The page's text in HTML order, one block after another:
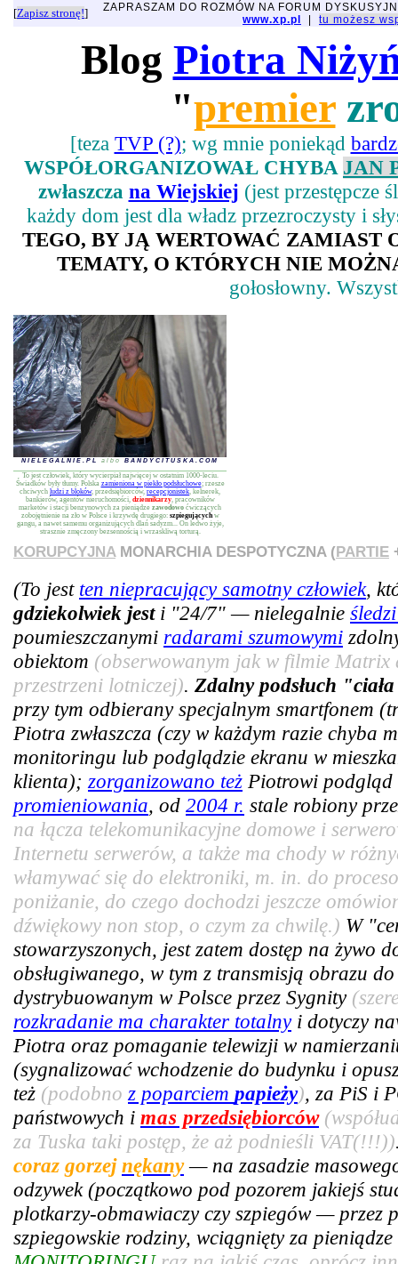
[Zapisz stronę!]
ZAPRASZAM DO ROZMÓW NA FORUM
www.xp.pl
tu możesz
Blog Piotra
"premier
[teza TVP (?); wg mnie poniekąd
WSPÓŁORGANIZOWAŁ CHYBA JAN
zwłaszcza na Wiejskiej (jest przestępcze
każdy dom jest dla władz przezroczysty i
TEGO, BY JĄ WERTOWAĆ
TEMATY, O KTÓRYCH NIE
gołosłowny.
NIELEGALNIE.PL albo BANDYCITUSKA.COM
To jest człowiek, który wycierpiał najwięcej w ostatnim 1000-leciu.
Świadków były tłumy. Polska zamieniona w piekło podsłuchowe; rzesze
chciwych ludzi z bloków, przedsiębiorców, recepcjonistek, kelnerek,
bankierów, agentów nieruchomości, dziennikarzy, pracowników
marketów i stacji benzynowych za pieniądze zawodowo ćwiczących
zobojętnienie na zło w Polsce i krzywdę drugiego: szpiegującychw
gangu, a nawet samemu organizujących dlań sadyzm... On ledwo żyje,
strasznie zmęczony bezsennością i wrzaskliwą torturą.
KORUPCYJNAMONARCHIA DESPOTYCZNA (PARTIE
(To jest ten niepracujący samotny człowiek,
gdziekolwiek jesti "24/7" — nielegalnie
poumieszczanymi radarami szumowymi
obiektom (obserwowanym jak w filmie
przestrzeni lotniczej). Zdalny podsłuch
przy tym odbierany specjalnym smartfonem
Piotra zwłaszcza (czy w każdym razie chyba
monitoringu lub podglądzie ekranu w
klienta); zorganizowano też Piotrowi
promieniowania, od 2004 r. stale robiony
na łącza telekomunikacyjne domowe i
Internetu serwerów, a także ma chody w
włamywać się do elektroniki, m. in. do
poniżanie, do czego dochodzi jeszcze
dźwiękowy non stop, o czym za chwilę.) W
stowarzyszonych, jest zatem dostęp na żywo
obsługiwanego, w tym z transmisją obrazu
dystrybuowanym w Polsce przez Sygnity
rozkradanie ma charakter totalnyi dotyczy
Piotra oraz pomaganie telewizji w
(sygnalizować wchodzenie do budynku i
też (podobno z poparciem papieży), za PiS i
państwowych i mas przedsiębiorców
za Tuska taki postęp, że aż podnieśli VAT(!!!))
coraz gorzejnękany— na zasadzie
odzywek (początkowo pod pozorem jakiejś
plotkarzy-obmawiaczy czy szpiegów — przez
szpiegowskie rodziny, wciągnięty za